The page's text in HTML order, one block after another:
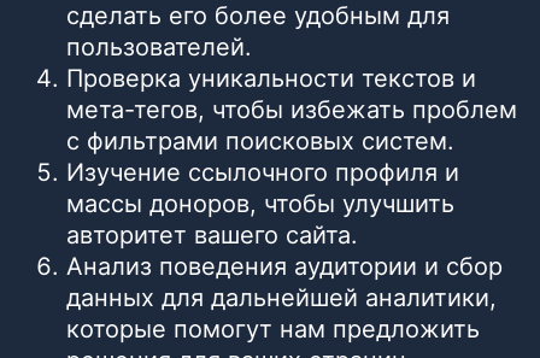
сделать его более удобным для
пользователей.
Проверка уникальности текстов и
мета-тегов, чтобы избежать проблем
с фильтрами поисковых систем.
Изучение ссылочного профиля и
массы доноров, чтобы улучшить
авторитет вашего сайта.
Анализ поведения аудитории и сбор
данных для дальнейшей аналитики,
которые помогут нам предложить